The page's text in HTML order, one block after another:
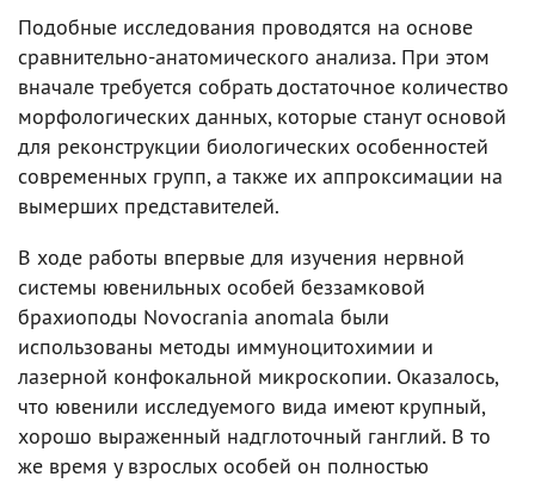
Подобные исследования проводятся на основе
сравнительно-анатомического анализа. При этом
вначале требуется собрать достаточное количество
морфологических данных, которые станут основой
для реконструкции биологических особенностей
современных групп, а также их аппроксимации на
вымерших представителей.
В ходе работы впервые для изучения нервной
системы ювенильных особей беззамковой
брахиоподы Novocrania anomala были
использованы методы иммуноцитохимии и
лазерной конфокальной микроскопии. Оказалось,
что ювенили исследуемого вида имеют крупный,
хорошо выраженный надглоточный ганглий. В то
же время у взрослых особей он полностью